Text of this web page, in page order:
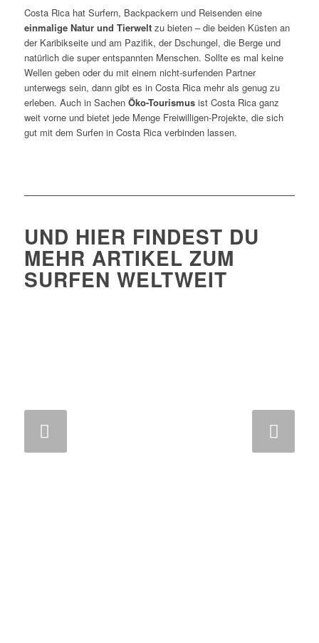
Costa Rica hat Surfern, Backpackern und Reisenden eine
einmalige Natur und Tierweltzu bieten – die beiden Küsten an
der Karibikseite und am Pazifik, der Dschungel, die Berge und
natürlich die super entspannten Menschen. Sollte es mal keine
Wellen geben oder du mit einem nicht-surfenden Partner
unterwegs sein, dann gibt es in Costa Rica mehr als genug zu
erleben. Auch in Sachen Öko-Tourismusist Costa Rica ganz
weit vorne und bietet jede Menge Freiwilligen-Projekte, die sich
gut mit dem Surfen in Costa Rica verbinden lassen.
UND HIER FINDEST DU
MEHR ARTIKEL ZUM
SURFEN WELTWEIT